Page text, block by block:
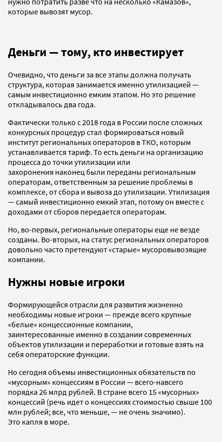
которые вывозят мусор.
Деньги — тому, кто инвестирует
Очевидно, что деньги за все этапы должна получать
структура, которая занимается именно утилизацией —
самым инвестиционно емким этапом. Но это решение
откладывалось два года.
Фактически только с 2018 года в России после сложных
конкурсных процедур стал формироваться новый
институт региональных операторов в ТКО, которым
устанавливается тариф. То есть деньги на организацию
процесса до точки утилизации или
захоронения наконец были переданы региональным
операторам, ответственным за решение проблемы в
комплексе, от сбора и вывоза до утилизации. Утилизация
— самый инвестиционно емкий этап, потому он вместе с
доходами от сборов передается операторам.
Но, во-первых, региональные операторы еще не везде
созданы. Во-вторых, на статус региональных операторов
довольно часто претендуют «старые» мусоровывозящие
компании.
Нужны новые игроки
Формирующейся отрасли для развития жизненно
необходимы новые игроки — прежде всего крупные
«белые» концессионные компании,
заинтересованные именно в создании современных
объектов утилизации и переработки и готовые взять на
себя операторские функции.
Но сегодня объемы инвестиционных обязательств по
«мусорным» концессиям в России — всего-навсего
порядка 26 млрд рублей. В стране всего 15 «мусорных»
концессий (речь идет о концессиях стоимостью свыше 100
млн рублей; все, что меньше, — не очень значимо).
Это капля в море.